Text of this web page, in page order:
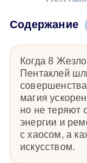
Содержание
Когда 8
Пентаклей
магия
но не теряют
энергии и
с хаосом, а
искусством.